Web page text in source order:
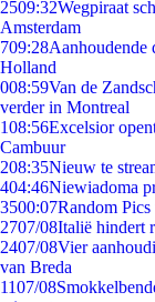
2509:32Wegpiraat
Amsterdam
709:28Aanhoudende
Holland
008:59Van de
verder in Montreal
108:56Excelsior
Cambuur
208:35Nieuw te
404:46Niewiadoma
3500:07Random
2707/08Italië hindert
2407/08Vier
van Breda
1107/08